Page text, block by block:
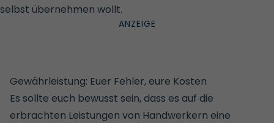
selbst übernehmen wollt.
Gewährleistung: Euer Fehler, eure Kosten
Es sollte euch bewusst sein, dass es auf die
erbrachten Leistungen von Handwerkern eine